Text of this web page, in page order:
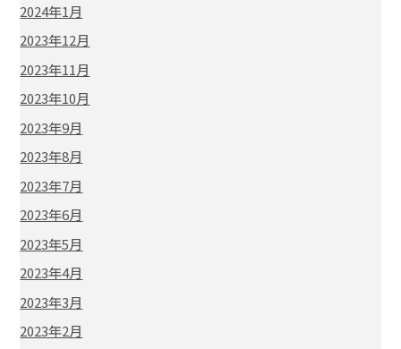
2024年1月
2023年12月
2023年11月
2023年10月
2023年9月
2023年8月
2023年7月
2023年6月
2023年5月
2023年4月
2023年3月
2023年2月